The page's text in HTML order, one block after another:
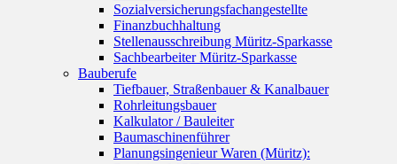
Sozialversicherungsfachangestellte
Finanzbuchhaltung
Stellenausschreibung Müritz-Sparkasse
Sachbearbeiter Müritz-Sparkasse
Bauberufe
Tiefbauer, Straßenbauer & Kanalbauer
Rohrleitungsbauer
Kalkulator / Bauleiter
Baumaschinenführer
Planungsingenieur Waren (Müritz):